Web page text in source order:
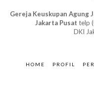
Gereja Keuskupan Agung
Jakarta Pusat telp
DKI
HOME PROFIL